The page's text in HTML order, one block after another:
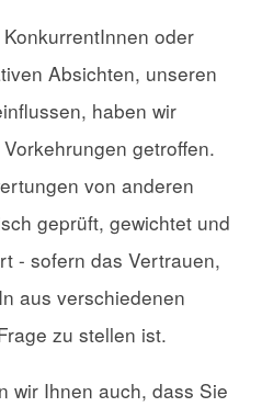
oder
Absichten, unseren
haben wir
getroffen.
von anderen
geprüft, gewichtet und
- sofern das Vertrauen,
aus verschiedenen
zu stellen ist.
wir Ihnen auch, dass Sie